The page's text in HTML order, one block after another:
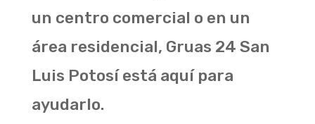
un centro comercial o en un
área residencial, Gruas 24 San
Luis Potosí está aquí para
ayudarlo.